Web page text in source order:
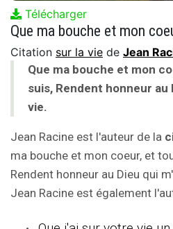
Télécharger
Citation sur la vie de Jean
Que ma bouche et mon
suis, Rendent honneur au
vie.
Jean Racine est l'auteur de la
ma bouche et mon coeur, et
Rendent honneur au Dieu qui
Jean Racine est également